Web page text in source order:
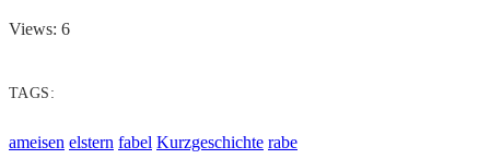
Views: 6
TAGS:
ameisen elstern fabel Kurzgeschichte rabe